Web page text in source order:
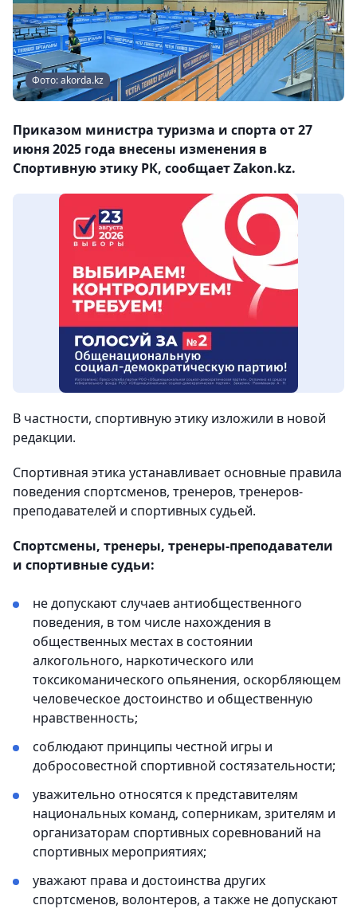
Фото: akorda.kz
Приказом министра туризма и спорта от 27
июня 2025 года внесены изменения в
Спортивную этику РК, сообщает Zakon.kz.
В частности, спортивную этику изложили в новой
редакции.
Спортивная этика устанавливает основные правила
поведения спортсменов, тренеров, тренеров-
преподавателей и спортивных судьей.
Спортсмены, тренеры, тренеры-преподаватели
и спортивные судьи:
не допускают случаев антиобщественного
поведения, в том числе нахождения в
общественных местах в состоянии
алкогольного, наркотического или
токсикоманического опьянения, оскорбляющем
человеческое достоинство и общественную
нравственность;
соблюдают принципы честной игры и
добросовестной спортивной состязательности;
уважительно относятся к представителям
национальных команд, соперникам, зрителям и
организаторам спортивных соревнований на
спортивных мероприятиях;
уважают права и достоинства других
спортсменов, волонтеров, а также не допускают